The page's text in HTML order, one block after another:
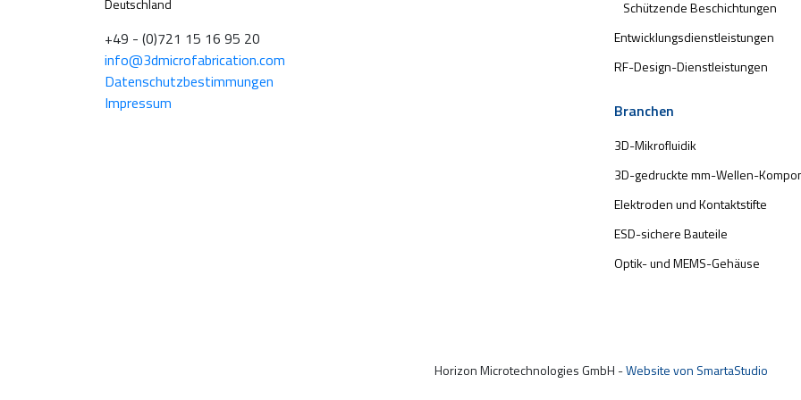
Deutschland
+49 - (0)721 15 16 95 20
info@3dmicrofabrication.com
Datenschutzbestimmungen
Impressum
Schützende Beschichtungen
Entwicklungsdienstleistungen
RF-Design-Dienstleistungen
Branchen
3D-Mikrofluidik
3D-gedruckte mm-Wellen-
Elektroden und Kontaktstifte
ESD-sichere Bauteile
Optik- und MEMS-Gehäuse
Horizon Microtechnologies GmbH -Website von SmartaStudio